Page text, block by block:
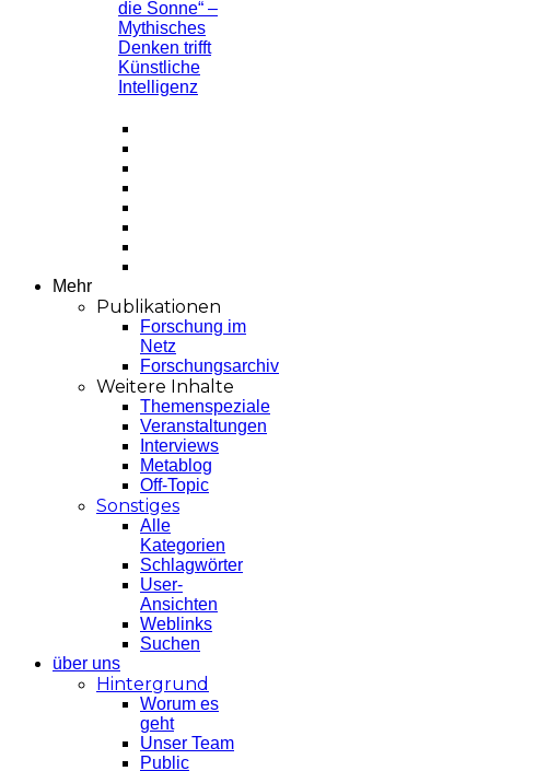
Mehr
Publikationen
Forschung im
Netz
Forschungsarchiv
Weitere Inhalte
Themenspeziale
Veranstaltungen
Interviews
Metablog
Off-Topic
Sonstiges
Alle
Kategorien
Schlagwörter
User-
Ansichten
Weblinks
Suchen
über uns
Hintergrund
Worum es
geht
Unser Team
Public